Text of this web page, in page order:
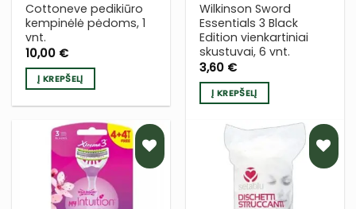
Cottoneve pedikiūro
kempinėlė pėdoms, 1
vnt.
10,00 €
Į KREPŠELĮ
Wilkinson Sword
Essentials 3 Black
Edition vienkartiniai
skustuvai, 6 vnt.
3,60 €
Į KREPŠELĮ
PRIDĖTI